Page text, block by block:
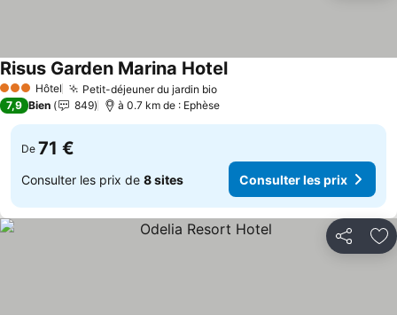
3 ÉtoilesHôtel Petit-déjeuner du jardin bio
Risus Garden Marina Hotel
7,9 Bien 849 à 0.7 km de : Ephèse
De 71 €
Consulter les prix de 8 sites Consulter les prix
Partager